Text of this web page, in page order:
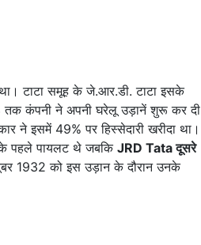
टाटा समूह के जे.आर.डी. टाटा इसके
तक कंपनी ने अपनी घरेलू उड़ानें शुरू कर दी
ने इसमें 49% पर हिस्सेदारी खरीदा था।
के पहले पायलट थे जबकिJRD Tata दूसरे
1932 को इस उड़ान के दौरान उनके